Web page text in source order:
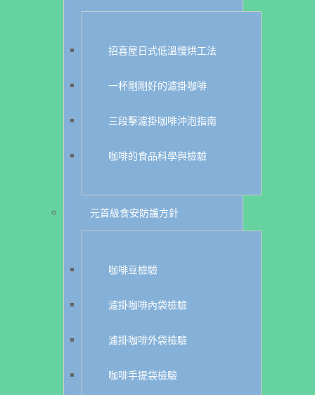
招喜屋日式低溫慢烘工法
一杯剛剛好的濾掛咖啡
三段擊濾掛咖啡沖泡指南
咖啡的食品科學與檢驗
元首級食安防護方針
咖啡豆檢驗
濾掛咖啡內袋檢驗
濾掛咖啡外袋檢驗
咖啡手提袋檢驗